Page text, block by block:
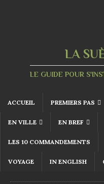
LA
LE GUIDE POUR
ACCUEIL PREMIERS PAS
EN VILLE EN BREF
LES 10 COMMANDEMENTS
VOYAGE IN ENGLISH